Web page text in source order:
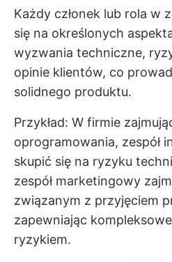
Każdy członek lub rola w
się na określonych
wyzwania techniczne,
opinie klientów, co
solidnego produktu.
Przykład: W firmie
oprogramowania, zespół
skupić się na ryzyku
zespół marketingowy
związanym z przyjęciem
zapewniając
ryzykiem.